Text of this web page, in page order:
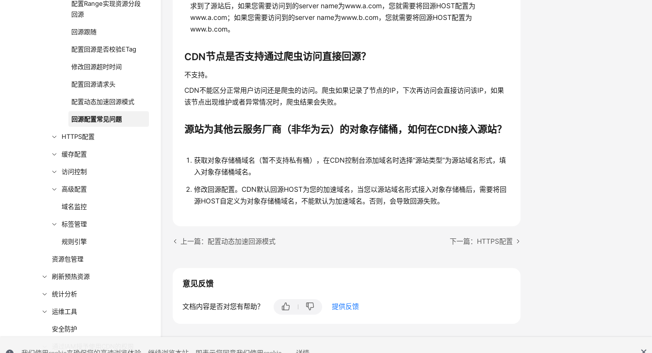
配置Range实现资源分段
回源
回源跟随
配置回源是否校验ETag
修改回源超时时间
配置回源请求头
配置动态加速回源模式
回源配置常见问题
HTTPS配置
缓存配置
访问控制
高级配置
域名监控
标签管理
规则引擎
资源包管理
刷新预热资源
统计分析
运维工具
安全防护
求到了源站后，如果您需要访问到的server name为www.a.com，您就需要将回源HOST配置为
www.a.com；如果您需要访问到的server name为www.b.com，您就需要将回源HOST配置为
www.b.com。
CDN节点是否支持通过爬虫访问直接回源？
不支持。
CDN不能区分正常用户访问还是爬虫的访问。爬虫如果记录了节点的IP，下次再访问会直接访问该IP，如果
该节点出现维护或者异常情况时，爬虫结果会失败。
源站为其他云服务厂商（非华为云）的对象存储桶，如何在CDN接入源站？
获取对象存储桶域名（暂不支持私有桶），在CDN控制台添加域名时选择“源站类型”为源站域名形式，填
入对象存储桶域名。
修改回源配置。CDN默认回源HOST为您的加速域名，当您以源站域名形式接入对象存储桶后，需要将回
源HOST自定义为对象存储桶域名，不能默认为加速域名。否则，会导致回源失败。
上一篇：配置动态加速回源模式 下一篇：HTTPS配置
意见反馈
文档内容是否对您有帮助？ 提供反馈